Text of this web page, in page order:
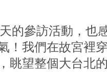
的參訪活動，也
！我們在故宮裡
眺望整個大台北